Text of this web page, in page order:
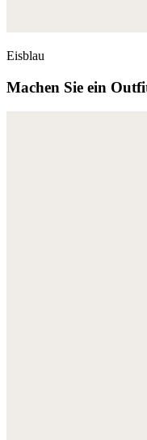
Eisblau
Machen Sie ein